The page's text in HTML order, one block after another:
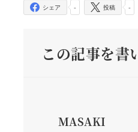
-
シェア -
投稿
この記事を書
MASAKI